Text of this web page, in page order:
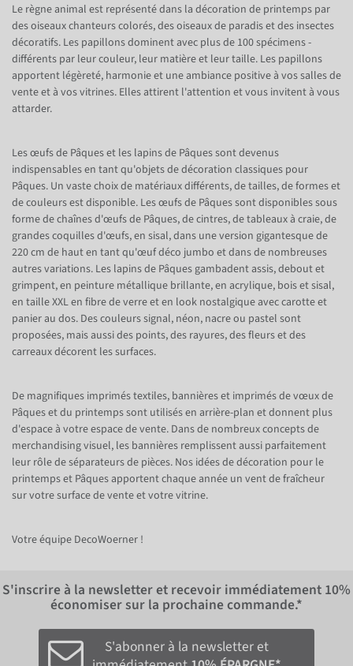
Le règne animal est représenté dans la décoration de printemps par
des oiseaux chanteurs colorés, des oiseaux de paradis et des insectes
décoratifs. Les papillons dominent avec plus de 100 spécimens -
différents par leur couleur, leur matière et leur taille. Les papillons
apportent légèreté, harmonie et une ambiance positive à vos salles de
vente et à vos vitrines. Elles attirent l'attention et vous invitent à vous
attarder.
Les œufs de Pâques et les lapins de Pâques sont devenus
indispensables en tant qu'objets de décoration classiques pour
Pâques. Un vaste choix de matériaux différents, de tailles, de formes et
de couleurs est disponible. Les œufs de Pâques sont disponibles sous
forme de chaînes d'œufs de Pâques, de cintres, de tableaux à craie, de
grandes coquilles d'œufs, en sisal, dans une version gigantesque de
220 cm de haut en tant qu'œuf déco jumbo et dans de nombreuses
autres variations. Les lapins de Pâques gambadent assis, debout et
grimpent, en peinture métallique brillante, en acrylique, bois et sisal,
en taille XXL en fibre de verre et en look nostalgique avec carotte et
panier au dos. Des couleurs signal, néon, nacre ou pastel sont
proposées, mais aussi des points, des rayures, des fleurs et des
carreaux décorent les surfaces.
De magnifiques imprimés textiles, bannières et imprimés de vœux de
Pâques et du printemps sont utilisés en arrière-plan et donnent plus
d'espace à votre espace de vente. Dans de nombreux concepts de
merchandising visuel, les bannières remplissent aussi parfaitement
leur rôle de séparateurs de pièces. Nos idées de décoration pour le
printemps et Pâques apportent chaque année un vent de fraîcheur
sur votre surface de vente et votre vitrine.
Votre équipe DecoWoerner !
S'inscrire à la newsletter et recevoir immédiatement 10%
économiser sur la prochaine commande.*
S'abonner à la newsletter et